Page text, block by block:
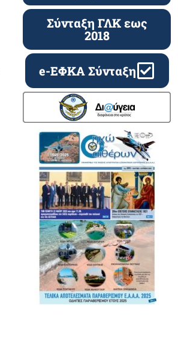
Σύνταξη ΓΛΚ εως
2018
e-ΕΦΚΑ Σύνταξη